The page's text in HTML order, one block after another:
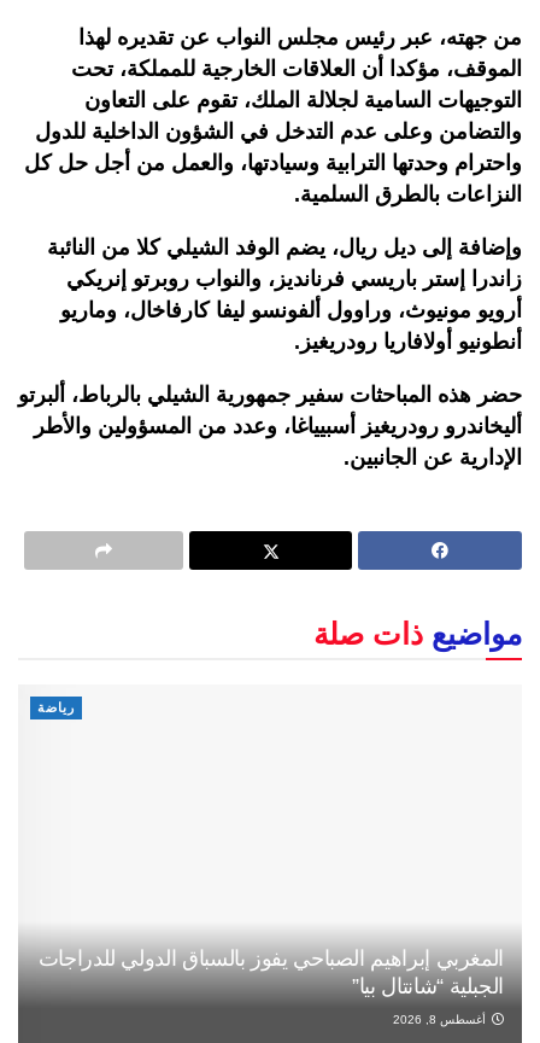
من جهته، عبر رئيس مجلس النواب عن تقديره لهذا
الموقف، مؤكدا أن العلاقات الخارجية للمملكة، تحت
التوجيهات السامية لجلالة الملك، تقوم على التعاون
والتضامن وعلى عدم التدخل في الشؤون الداخلية للدول
واحترام وحدتها الترابية وسيادتها، والعمل من أجل حل كل
النزاعات بالطرق السلمية.
وإضافة إلى ديل ريال، يضم الوفد الشيلي كلا من النائبة
زاندرا إستر باريسي فرنانديز، والنواب روبرتو إنريكي
أرويو مونيوث، وراوول ألفونسو ليفا كارفاخال، وماريو
أنطونيو أولافاريا رودريغيز.
حضر هذه المباحثات سفير جمهورية الشيلي بالرباط، ألبرتو
أليخاندرو رودريغيز أسبيياغا، وعدد من المسؤولين والأطر
الإدارية عن الجانبين.
مواضيع ذات صلة
رياضة
المغربي إبراهيم الصباحي يفوز بالسباق الدولي للدراجات
الجبلية “شانتال بيا”
أغسطس 8, 2026